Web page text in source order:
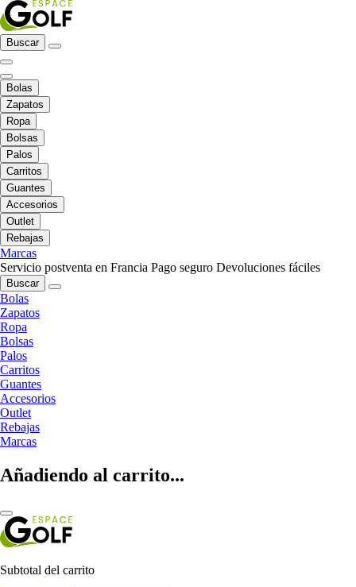
Buscar
Bolas
Zapatos
Ropa
Bolsas
Palos
Carritos
Guantes
Accesorios
Outlet
Rebajas
Marcas
Servicio postventa en Francia Pago seguro Devoluciones fáciles
Buscar
Bolas
Zapatos
Ropa
Bolsas
Palos
Carritos
Guantes
Accesorios
Outlet
Rebajas
Marcas
Añadiendo al carrito...
Subtotal del carrito